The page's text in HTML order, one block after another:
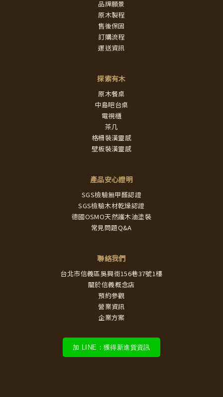
品牌願景
原木製程
售後保固
訂購流程
運送資訊
探索有木
原木餐桌
中島吧台桌
電視櫃
茶几
格柵裝潢靈感
壁板裝潢靈感
產品安心證明
SGS檢驗無甲醛認證
SGS檢驗木材乾燥認證
德國OSMO天然護木油塗裝
常見問題Q&A
聯絡我們
台北市信義區吳興街156巷37號1樓
關於信義概念店
預約參觀
營業資訊
企業方案
加 LINE：獲得新進貨資訊